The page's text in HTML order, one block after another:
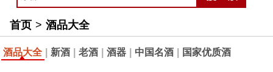
首页 > 酒品大全
酒品大全 新酒 老酒 酒器 中国名酒 国家优质酒